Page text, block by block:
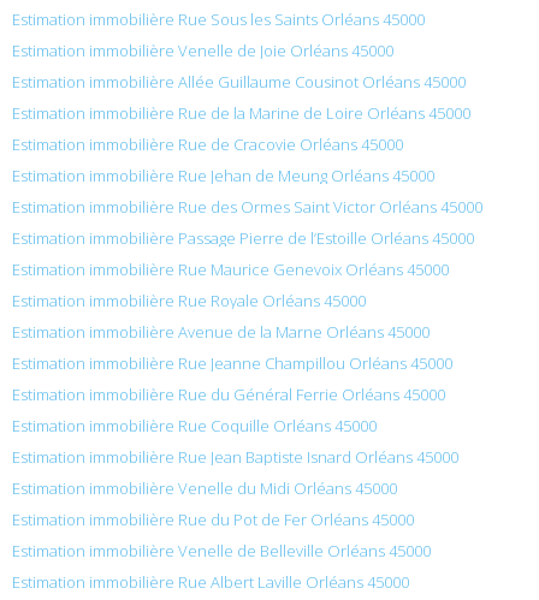
Estimation immobilière Rue Sous les Saints Orléans 45000
Estimation immobilière Venelle de Joie Orléans 45000
Estimation immobilière Allée Guillaume Cousinot Orléans 45000
Estimation immobilière Rue de la Marine de Loire Orléans 45000
Estimation immobilière Rue de Cracovie Orléans 45000
Estimation immobilière Rue Jehan de Meung Orléans 45000
Estimation immobilière Rue des Ormes Saint Victor Orléans 45000
Estimation immobilière Passage Pierre de l’Estoille Orléans 45000
Estimation immobilière Rue Maurice Genevoix Orléans 45000
Estimation immobilière Rue Royale Orléans 45000
Estimation immobilière Avenue de la Marne Orléans 45000
Estimation immobilière Rue Jeanne Champillou Orléans 45000
Estimation immobilière Rue du Général Ferrie Orléans 45000
Estimation immobilière Rue Coquille Orléans 45000
Estimation immobilière Rue Jean Baptiste Isnard Orléans 45000
Estimation immobilière Venelle du Midi Orléans 45000
Estimation immobilière Rue du Pot de Fer Orléans 45000
Estimation immobilière Venelle de Belleville Orléans 45000
Estimation immobilière Rue Albert Laville Orléans 45000